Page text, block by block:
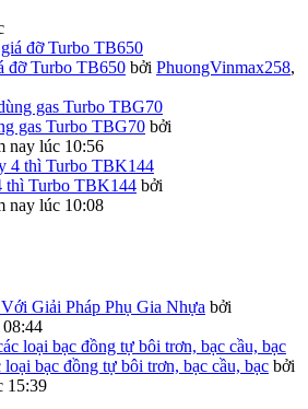
đỡ Turbo TB650 bởi PhuongVinmax258,
gas Turbo TBG70 bởi
nay lúc 10:56
thì Turbo TBK144 bởi
nay lúc 10:08
Giải Pháp Phụ Gia Nhựa bởi
bạc đồng tự bôi trơn, bạc cầu, bạc bởi
15:39